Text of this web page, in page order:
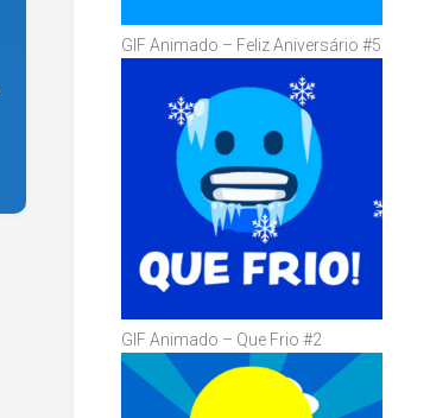
GIF Animado – Feliz Aniversário #5
GIF Animado – Que Frio #2